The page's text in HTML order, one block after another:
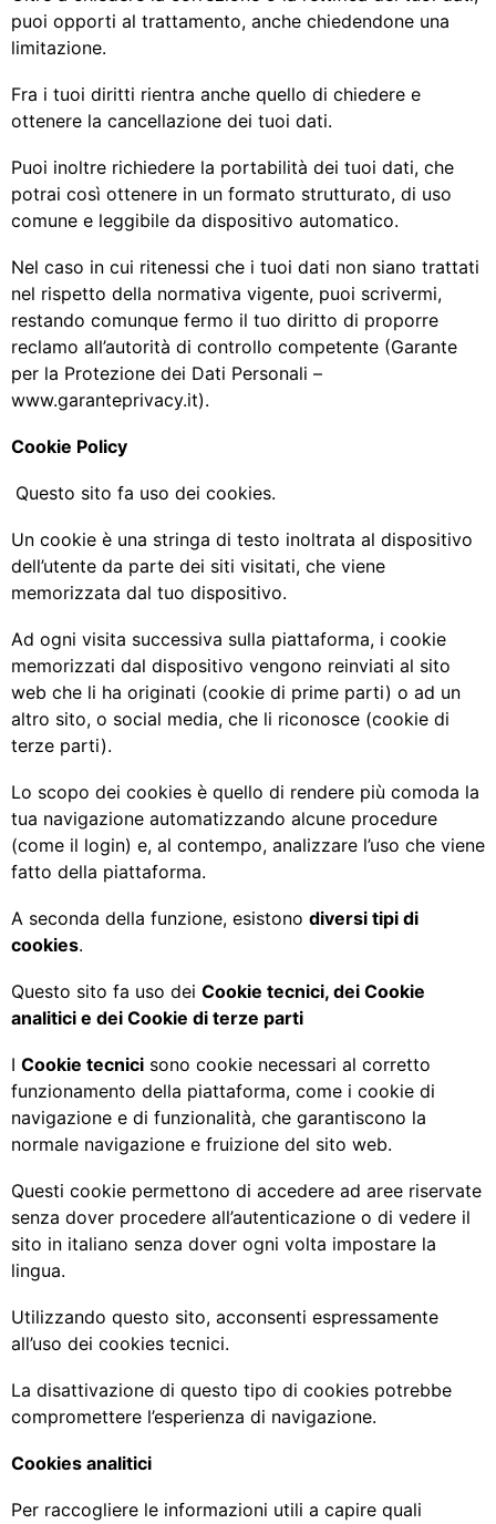
puoi opporti al trattamento, anche chiedendone una
limitazione.
Fra i tuoi diritti rientra anche quello di chiedere e
ottenere la cancellazione dei tuoi dati.
Puoi inoltre richiedere la portabilità dei tuoi dati, che
potrai così ottenere in un formato strutturato, di uso
comune e leggibile da dispositivo automatico.
Nel caso in cui ritenessi che i tuoi dati non siano trattati
nel rispetto della normativa vigente, puoi scrivermi,
restando comunque fermo il tuo diritto di proporre
reclamo all’autorità di controllo competente (Garante
per la Protezione dei Dati Personali –
www.garanteprivacy.it).
Cookie Policy
Questo sito fa uso dei cookies.
Un cookie è una stringa di testo inoltrata al dispositivo
dell’utente da parte dei siti visitati, che viene
memorizzata dal tuo dispositivo.
Ad ogni visita successiva sulla piattaforma, i cookie
memorizzati dal dispositivo vengono reinviati al sito
web che li ha originati (cookie di prime parti) o ad un
altro sito, o social media, che li riconosce (cookie di
terze parti).
Lo scopo dei cookies è quello di rendere più comoda la
tua navigazione automatizzando alcune procedure
(come il login) e, al contempo, analizzare l’uso che viene
fatto della piattaforma.
A seconda della funzione, esistono diversi tipi di
cookies.
Questo sito fa uso dei Cookie tecnici, dei Cookie
analitici e dei Cookie di terze parti
I Cookie tecnici sono cookie necessari al corretto
funzionamento della piattaforma, come i cookie di
navigazione e di funzionalità, che garantiscono la
normale navigazione e fruizione del sito web.
Questi cookie permettono di accedere ad aree riservate
senza dover procedere all’autenticazione o di vedere il
sito in italiano senza dover ogni volta impostare la
lingua.
Utilizzando questo sito, acconsenti espressamente
all’uso dei cookies tecnici.
La disattivazione di questo tipo di cookies potrebbe
compromettere l’esperienza di navigazione.
Cookies analitici
Per raccogliere le informazioni utili a capire quali